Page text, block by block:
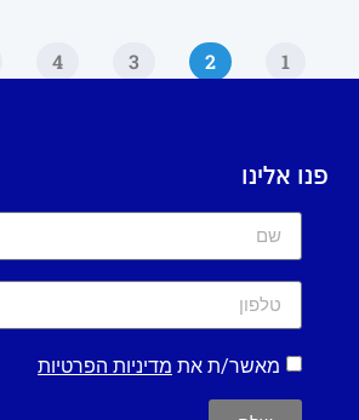
1
2
3
4
פנו אלינו
מאשר/ת את מדיניות הפרטיות